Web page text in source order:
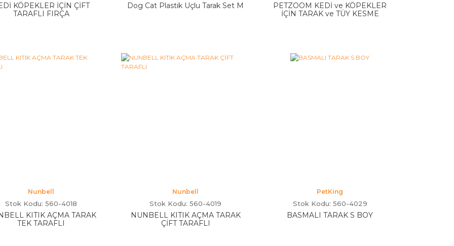
KÖPEKLER İÇİN ÇİFT
TARAFLI FIRÇA
Dog Cat Plastik Uçlu Tarak Set M
PETZOOM KEDİ ve KÖPEKLER
İÇİN TARAK ve TÜY KESME
Nunbell
Stok Kodu: 560-4018
KITIK AÇMA TARAK
TEK TARAFLI
Nunbell
Stok Kodu: 560-4019
NUNBELL KITIK AÇMA TARAK
ÇİFT TARAFLI
PetKing
Stok Kodu: 560-4029
BASMALI TARAK S BOY